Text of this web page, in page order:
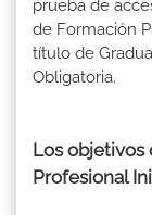
prueba de
de Formación
título de
Obligatoria.
Los objetivos
Profesional